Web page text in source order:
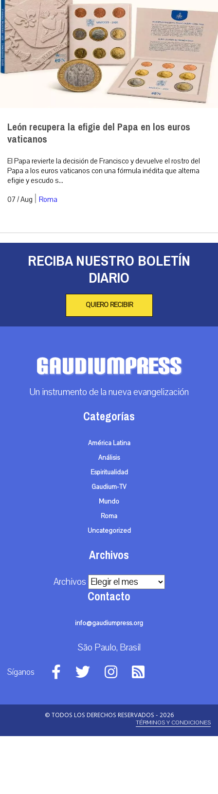
León recupera la efigie del Papa en los euros
vaticanos
El Papa revierte la decisión de Francisco y devuelve el rostro del
Papa a los euros vaticanos con una fórmula inédita que alterna
efigie y escudo s...
07 / Aug | Roma
RECIBA NUESTRO BOLETÍN
DIARIO
QUIERO RECIBIR
Un instrumento de la nueva evangelización
Categorías
América Latina
Análisis
Espiritualidad
Gaudium-TV
Mundo
Roma
Uncategorized
Archivos
Archivos
Contacto
info@gaudiumpress.org
São Paulo, Brasil
Síganos
© TODOS LOS DERECHOS RESERVADOS - 2026
TÉRMINOS Y CONDICIONES